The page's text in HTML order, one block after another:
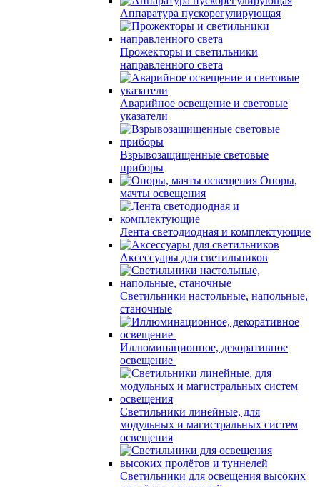
Аппаратура пускорегулирующая
Прожекторы и светильники
направленного света
Аварийное освещение и световые
указатели
Взрывозащищенные световые
приборы
Опоры,
мачты освещения
Лента светодиодная и комплектующие
Аксессуары для светильников
Светильники настольные, напольные,
станочные
Иллюминационное, декоративное
освещение
Светильники линейные, для
модульных и магистральных систем
освещения
Светильники для освещения высоких